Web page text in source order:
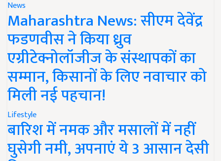
News
Maharashtra News: सीएम देवेंद्र
फडणवीस ने किया ध्रुव
एग्रीटेक्नोलॉजीज के संस्थापकों का
सम्मान, किसानों के लिए नवाचार को
मिली नई पहचान!
Lifestyle
बारिश में नमक और मसालों में नहीं
घुसेगी नमी, अपनाएं ये 3 आसान देसी